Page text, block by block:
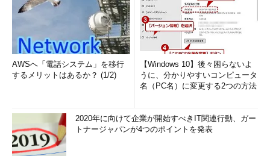
AWSへ「電話システム」を移行
するメリットはあるか？ (1/2)
【Windows 10】後々困らないよ
うに、分かりやすいコンピュータ
名（PC名）に変更する2つの方法
2020年に向けて企業が開始すべきIT関連行動、ガー
トナージャパンが4つのポイントを発表